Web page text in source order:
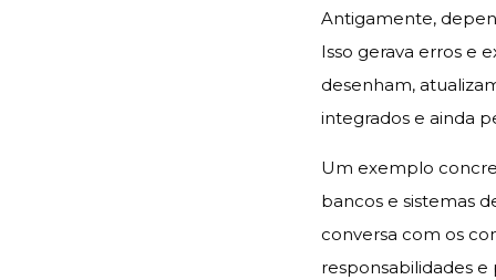
Antigamente,
Isso gerava erros e
desenham,
integrados e ainda
Um exemplo
bancos e sistemas
conversa com os
responsabilidades